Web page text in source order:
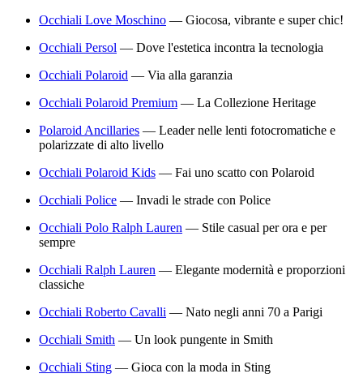
Occhiali Love Moschino — Giocosa, vibrante e super chic!
Occhiali Persol — Dove l'estetica incontra la tecnologia
Occhiali Polaroid — Via alla garanzia
Occhiali Polaroid Premium — La Collezione Heritage
Polaroid Ancillaries — Leader nelle lenti fotocromatiche e
polarizzate di alto livello
Occhiali Polaroid Kids — Fai uno scatto con Polaroid
Occhiali Police — Invadi le strade con Police
Occhiali Polo Ralph Lauren — Stile casual per ora e per
sempre
Occhiali Ralph Lauren — Elegante modernità e proporzioni
classiche
Occhiali Roberto Cavalli — Nato negli anni 70 a Parigi
Occhiali Smith — Un look pungente in Smith
Occhiali Sting — Gioca con la moda in Sting